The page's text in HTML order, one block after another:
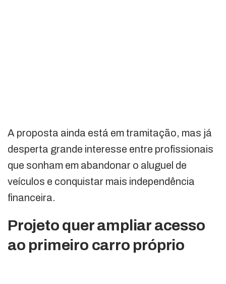
A proposta ainda está em tramitação, mas já
desperta grande interesse entre profissionais
que sonham em abandonar o aluguel de
veículos e conquistar mais independência
financeira.
Projeto quer ampliar acesso
ao primeiro carro próprio